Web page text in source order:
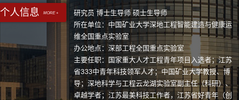
个人信息 MORE +
研究员 博士生导师 硕士生导师
所在单位：中国矿业大学深地工程智能建造与健康运
维全国重点实验室
办公地点：深部工程全国重点实验室
主要任职：国家重大人才工程青年项目入选者；江苏
省333中青年科技领军人才；中国矿业大学教授、博
导；深地科学与工程云龙湖实验室副主任（科研）、
卓越学者；江苏最美科技工作者，江苏省好青年（创